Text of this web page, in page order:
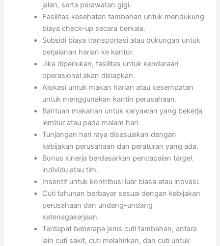
jalan, serta perawatan gigi.
Fasilitas kesehatan tambahan untuk mendukung
biaya check-up secara berkala.
Subsidi biaya transportasi atau dukungan untuk
perjalanan harian ke kantor.
Jika diperlukan, fasilitas untuk kendaraan
operasional akan disiapkan.
Alokasi untuk makan harian atau kesempatan
untuk menggunakan kantin perusahaan.
Bantuan makanan untuk karyawan yang bekerja
lembur atau pada malam hari.
Tunjangan hari raya disesuaikan dengan
kebijakan perusahaan dan peraturan yang ada.
Bonus kinerja berdasarkan pencapaian target
individu atau tim.
Insentif untuk kontribusi luar biasa atau inovasi.
Cuti tahunan berbayar sesuai dengan kebijakan
perusahaan dan undang-undang
ketenagakerjaan.
Terdapat beberapa jenis cuti tambahan, antara
lain cuti sakit, cuti melahirkan, dan cuti untuk